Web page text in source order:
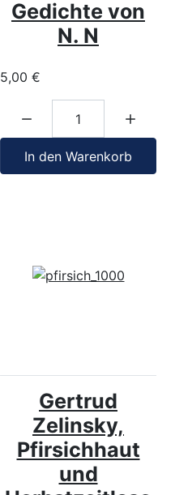
Gedichte von
N. N
5,00 €
In den Warenkorb
Gertrud
Zelinsky,
Pfirsichhaut
und